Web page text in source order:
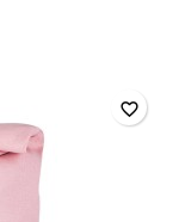
favorite_border